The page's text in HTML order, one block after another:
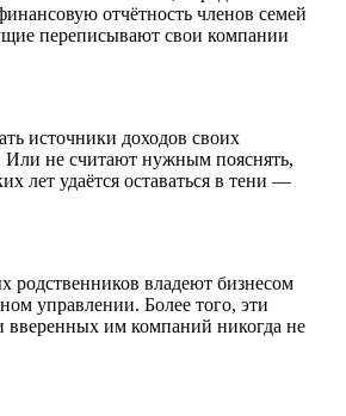
отчётность членов семей
переписывают свои компании
источники доходов своих
Или не считают нужным пояснять,
лет удаётся оставаться в тени —
родственников владеют бизнесом
управлении. Более того, эти
им компаний никогда не